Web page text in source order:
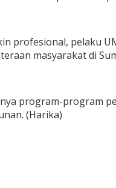
profesional, pelaku
masyarakat di
program-program
(Harika)